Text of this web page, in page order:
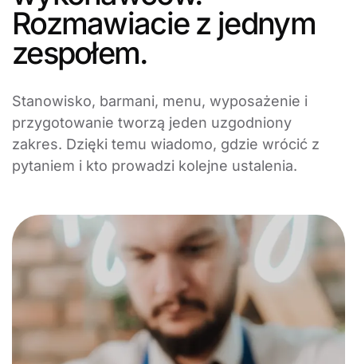
Rozmawiacie z jednym
zespołem.
Stanowisko, barmani, menu, wyposażenie i
przygotowanie tworzą jeden uzgodniony
zakres. Dzięki temu wiadomo, gdzie wrócić z
pytaniem i kto prowadzi kolejne ustalenia.